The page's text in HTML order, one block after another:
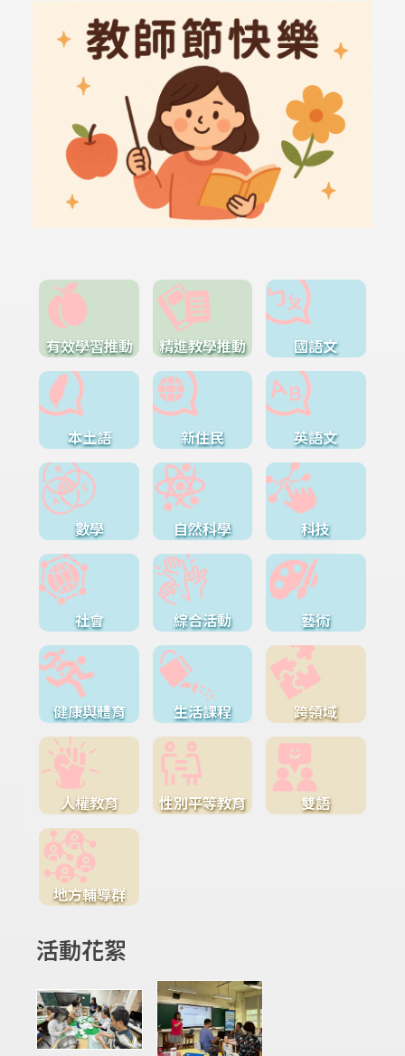
有效學習推動 精進教學推動 國語文
本土語 新住民 英語文
數學 自然科學 科技
社會 綜合活動 藝術
健康與體育 生活課程 跨領域
人權教育 性別平等教育 雙語
地方輔導群
活動花絮